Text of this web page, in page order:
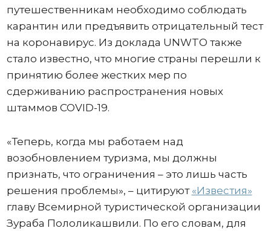
путешественникам необходимо соблюдать
карантин или предъявить отрицательный тест
на коронавирус. Из доклада UNWTO также
стало известно, что многие страны перешли к
принятию более жестких мер по
сдерживанию распространения новых
штаммов COVID-19.
«Теперь, когда мы работаем над
возобновлением туризма, мы должны
признать, что ограничения – это лишь часть
решения проблемы», – цитируют «Известия»
главу Всемирной туристической организации
Зураба Пололикашвили. По его словам, для